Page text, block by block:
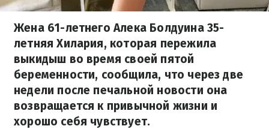
Жена 61-летнего Алека Болдуина 35-
летняя Хилария, которая пережила
выкидыш во время своей пятой
беременности, сообщила, что через две
недели после печальной новости она
возвращается к привычной жизни и
хорошо себя чувствует.